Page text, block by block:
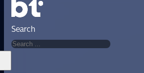
Search